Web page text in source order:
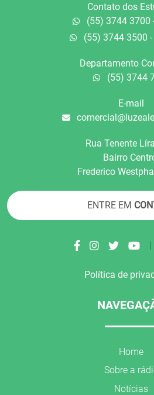
Contato dos
(55) 3744 3700
(55) 3744 3500
Departamento
(55) 3744
E-mail
Rua Tenente
Bairro
Frederico
ENTRE EM
Política de
Home
Sobre a
Notícias